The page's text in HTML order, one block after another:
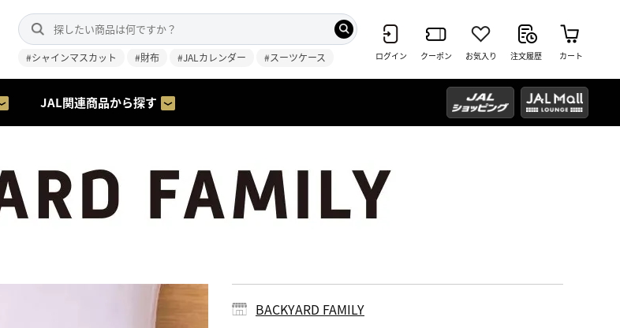
#シャインマスカット #財布 #JALカレンダー #スーツケース ログイン クーポン お気入り 注文履歴 カート
JAL関連商品から探す
BACKYARD FAMILY